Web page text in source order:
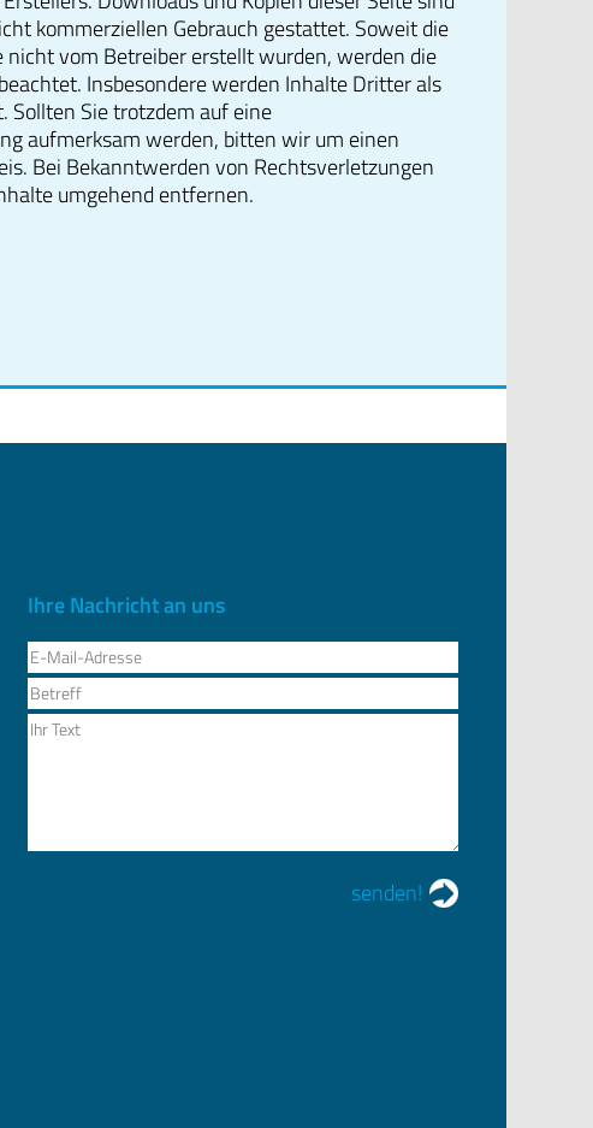
kommerziellen Gebrauch gestattet. Soweit die
nicht vom Betreiber erstellt wurden, werden die
Insbesondere werden Inhalte Dritter als
Sollten Sie trotzdem auf eine
aufmerksam werden, bitten wir um einen
Bei Bekanntwerden von Rechtsverletzungen
umgehend entfernen.
Ihre Nachricht an uns